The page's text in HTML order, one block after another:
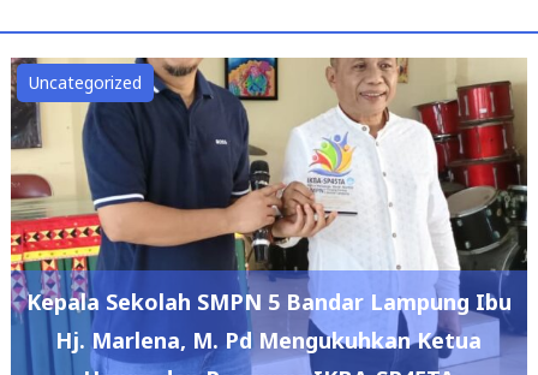
Uncategorized
Kepala Sekolah SMPN 5 Bandar Lampung Ibu
Hj. Marlena, M. Pd Mengukuhkan Ketua
Umum dan Pengurus IKBA-SP45TA